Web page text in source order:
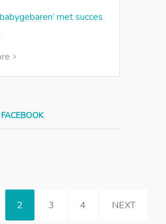
met succes
2 3 4 NEXT